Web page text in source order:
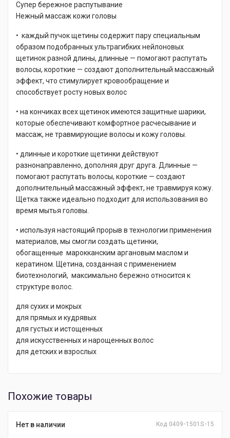
Супер бережное распутывание
Нежный массаж кожи головы
• каждый пучок щетины содержит пару специальным
образом подобранных ультрагибких нейлоновых
щетинок разной длины, длинные — помогают распутать
волосы, короткие — создают дополнительный массажный
эффект, что стимулирует кровообращение и
способствует росту новых волос
• на кончиках всех щетинок имеются защитные шарики,
которые обеспечивают комфортное расчесывание и
массаж, не травмирующие волосы и кожу головы.
• длинные и короткие щетинки действуют
разнонаправленно, дополняя друг друга. Длинные —
помогают распутать волосы, короткие — создают
дополнительный массажный эффект, не травмируя кожу.
Щетка также идеально подходит для использования во
время мытья головы.
• используя настоящий прорыв в технологии применения
материалов, мы смогли создать щетинки,
обогащенные марокканским аргановым маслом и
кератином. Щетина, созданная с применением
биотехнологий, максимально бережно относится к
структуре волос.
для сухих и мокрых
для прямых и кудрявых
для густых и истощенных
для искусственных и нарощенных волос
для детских и взрослых
Похожие товары
Нет в наличии Код 0409-1501S-15